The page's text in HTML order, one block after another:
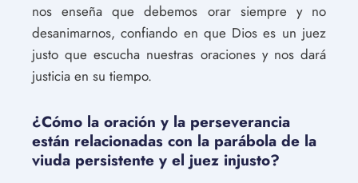
nos enseña que debemos orar siempre y no
desanimarnos, confiando en que Dios es un juez
justo que escucha nuestras oraciones y nos dará
justicia en su tiempo.
¿Cómo la oración y la perseverancia
están relacionadas con la parábola de la
viuda persistente y el juez injusto?